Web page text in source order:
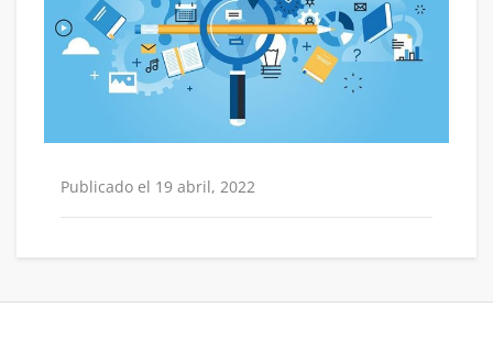
Publicado el 19 abril, 2022